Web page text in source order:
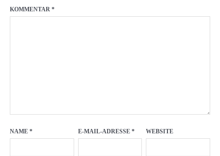
KOMMENTAR *
NAME * E-MAIL-ADRESSE * WEBSITE